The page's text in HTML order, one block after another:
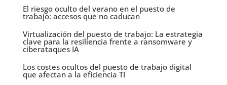
El riesgo oculto del verano en el puesto de
trabajo: accesos que no caducan
Virtualización del puesto de trabajo: La estrategia
clave para la resiliencia frente a ransomware y
ciberataques IA
Los costes ocultos del puesto de trabajo digital
que afectan a la eficiencia TI